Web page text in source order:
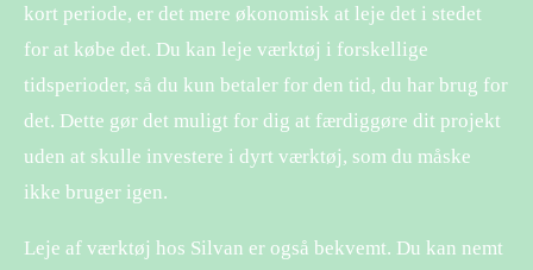
kort periode, er det mere økonomisk at leje det i stedet
for at købe det. Du kan leje værktøj i forskellige
tidsperioder, så du kun betaler for den tid, du har brug for
det. Dette gør det muligt for dig at færdiggøre dit projekt
uden at skulle investere i dyrt værktøj, som du måske
ikke bruger igen.
Leje af værktøj hos Silvan er også bekvemt. Du kan nemt